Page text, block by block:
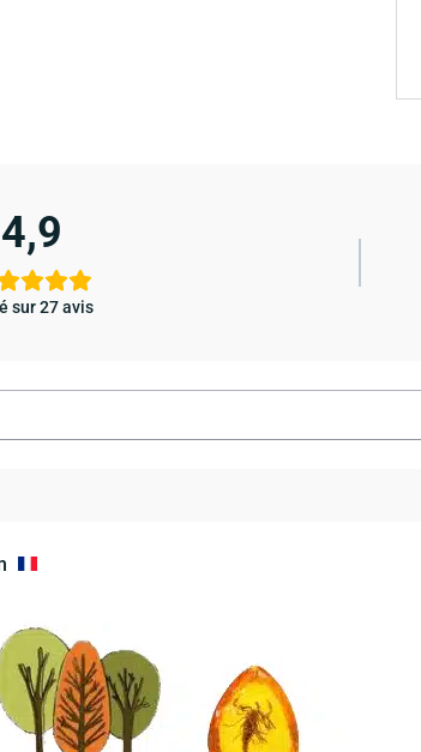
4,9
sur 27 avis